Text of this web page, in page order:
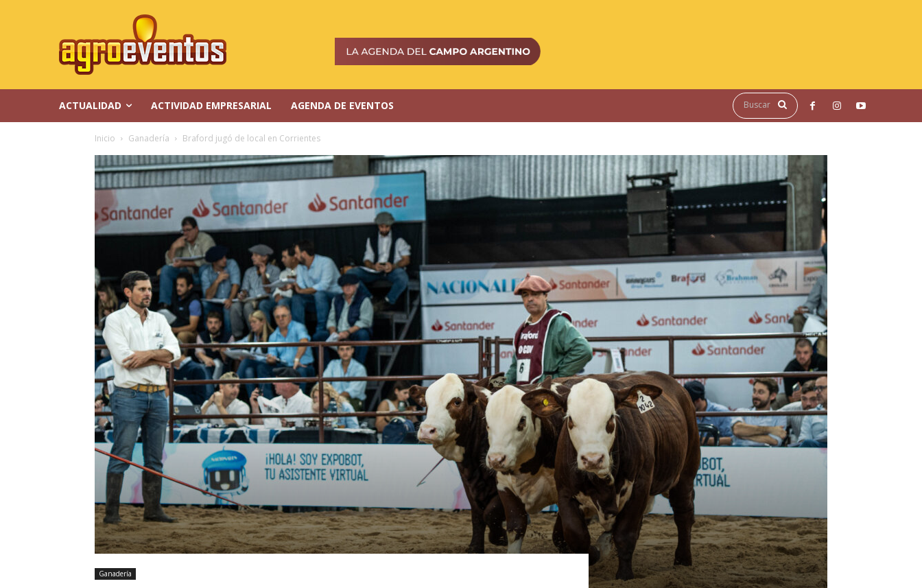
ACTUALIDAD ACTIVIDAD EMPRESARIAL AGENDA DE EVENTOS Buscar
Inicio Ganadería Braford jugó de local en Corrientes
Ganadería